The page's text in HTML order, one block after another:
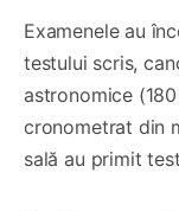
Examenele au
testului scris,
astronomice
cronometrat din
sală au primit